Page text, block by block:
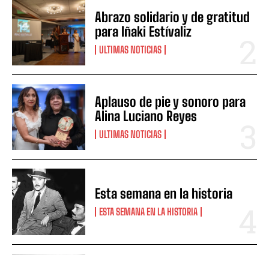
Abrazo solidario y de gratitud
para Iñaki Estívaliz
ULTIMAS NOTICIAS
Aplauso de pie y sonoro para
Alina Luciano Reyes
ULTIMAS NOTICIAS
Esta semana en la historia
ESTA SEMANA EN LA HISTORIA